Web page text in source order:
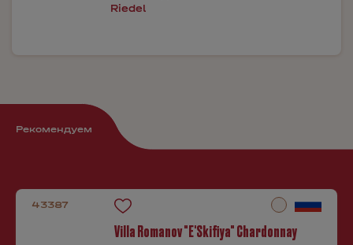
Riedel
Рекомендуем
43387
Villa Romanov "E'Skifiya" Chardonnay